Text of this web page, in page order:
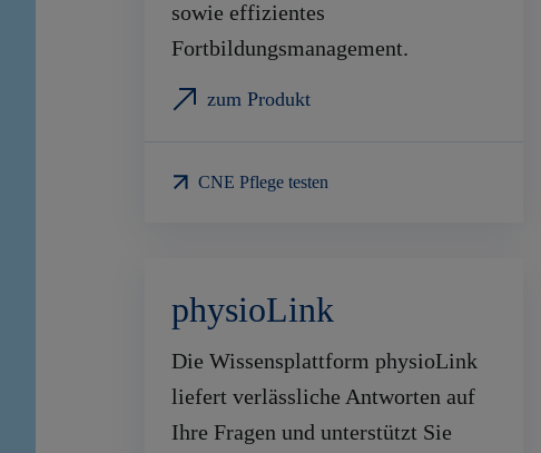
sowie effizientes
Fortbildungsmanagement.
zum Produkt
CNE Pflege testen
physioLink
Die Wissensplattform physioLink
liefert verlässliche Antworten auf
Ihre Fragen und unterstützt Sie